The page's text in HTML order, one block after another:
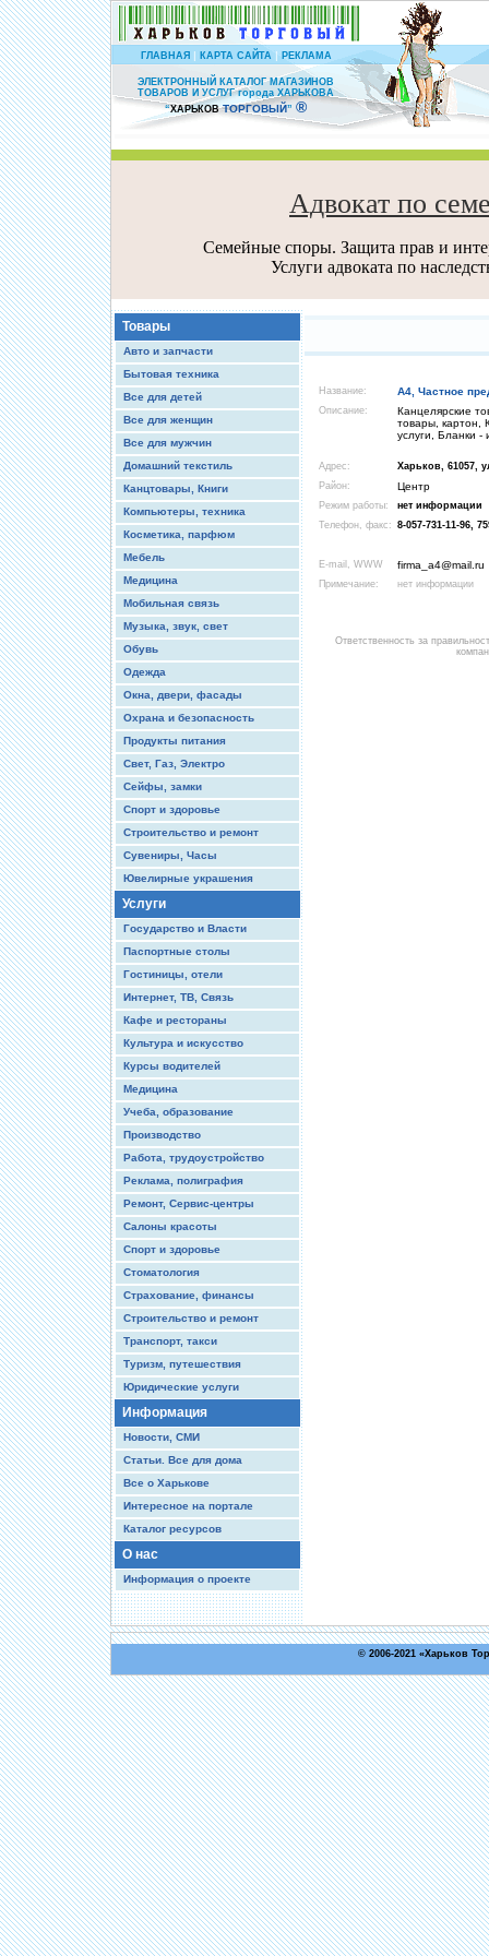
ГЛАВНАЯ| КАРТА САЙТА | РЕКЛАМА
ЭЛЕКТРОННЫЙ КАТАЛОГ МАГАЗИНОВ
ТОВАРОВ И УСЛУГ города ХАРЬКОВА
“ХАРЬКОВ ТОРГОВЫЙ” ®
Адвокат по
Семейные споры. Защита прав и
Услуги адвоката по
Товары
Авто и запчасти
Бытовая техника
Все для детей
Все для женщин
Все для мужчин
Домашний текстиль
Канцтовары, Книги
Компьютеры, техника
Косметика, парфюм
Мебель
Медицина
Мобильная связь
Музыка, звук, свет
Обувь
Одежда
Окна, двери, фасады
Охрана и безопасность
Продукты питания
Свет, Газ, Электро
Сейфы, замки
Спорт и здоровье
Строительство и ремонт
Сувениры, Часы
Ювелирные украшения
Услуги
Государство и Власти
Паспортные столы
Гостиницы, отели
Интернет, ТВ, Связь
Кафе и рестораны
Культура и искусство
Курсы водителей
Медицина
Учеба, образование
Производство
Работа, трудоустройство
Реклама, полиграфия
Ремонт, Сервис-центры
Салоны красоты
Спорт и здоровье
Стоматология
Страхование, финансы
Строительство и ремонт
Транспорт, такси
Туризм, путешествия
Юридические услуги
Информация
Новости, СМИ
Статьи. Все для дома
Все о Харькове
Интересное на портале
Каталог ресурсов
О нас
Информация о проекте
Название: А4, Частное
Описание:
Канцелярские
товары, картон,
услуги, Бланки -
Адрес:
Харьков, 61057,
Район:
Центр
Режим работы:
нет информации
Телефон, факс: 8-057-731-11-96,
E-mail, WWW firma_a4@mail.ru
Примечание: нет информации
Ответственность за
© 2006-2021 «Харьков